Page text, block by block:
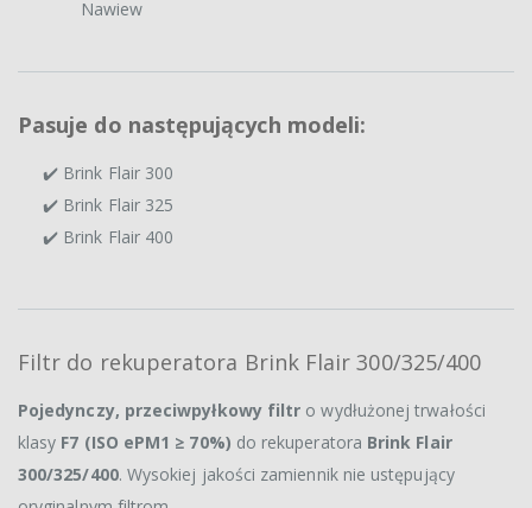
Nawiew
Pasuje do następujących modeli:
✔️ Brink Flair 300
✔️ Brink Flair 325
✔️ Brink Flair 400
Filtr do rekuperatora Brink Flair 300/325/400
Pojedynczy, przeciwpyłkowy filtr o wydłużonej trwałości
klasy F7 (ISO ePM1 ≥ 70%) do rekuperatora Brink Flair
300/325/400. Wysokiej jakości zamiennik nie ustępujący